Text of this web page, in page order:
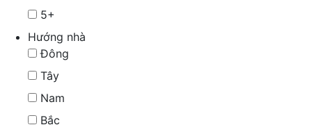
5+
Hướng nhà
Đông
Tây
Nam
Bắc